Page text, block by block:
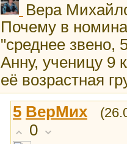
Вера
Почему в
"среднее звено,
Анну, ученицу 9
её возрастная
5 ВерМих
0